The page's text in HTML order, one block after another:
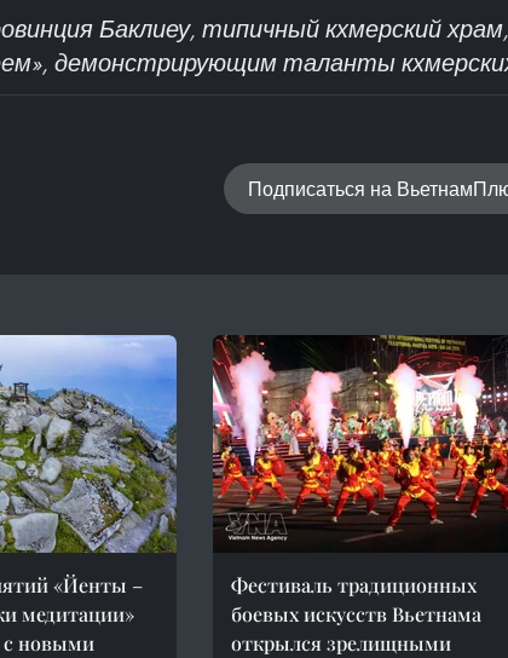
Баклиеу, типичный кхмерский
демонстрирующим таланты
Подписаться на
«Йенты –
медитации»
с новыми
Фестиваль традиционных
боевых искусств Вьетнама
открылся зрелищными